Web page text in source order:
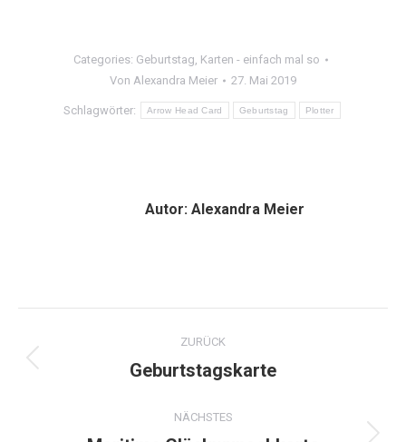
Categories: Geburtstag, Karten - einfach mal so
Von Alexandra Meier 27. Mai 2019
Schlagwörter: Arrow Head Card Geburtstag Plotter
Autor: Alexandra Meier
Kommentarnavigation
ZURÜCK
Vorheriger
Geburtstagskarte
NÄCHSTES